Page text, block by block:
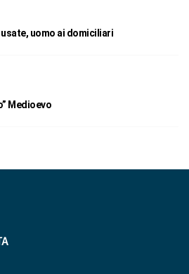
uomo ai domiciliari
Medioevo